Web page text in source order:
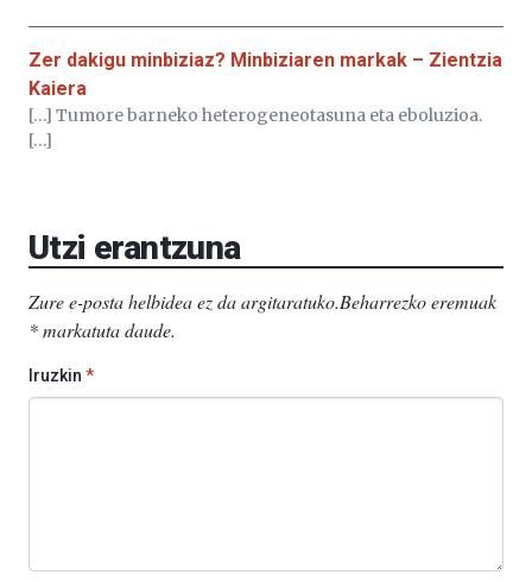
Zer dakigu minbiziaz? Minbiziaren markak – Zientzia
Kaiera
[…] Tumore barneko heterogeneotasuna eta eboluzioa.
[…]
Utzi erantzuna
Zure e-posta helbidea ez da argitaratuko.Beharrezko eremuak
*markatuta daude.
Iruzkin *